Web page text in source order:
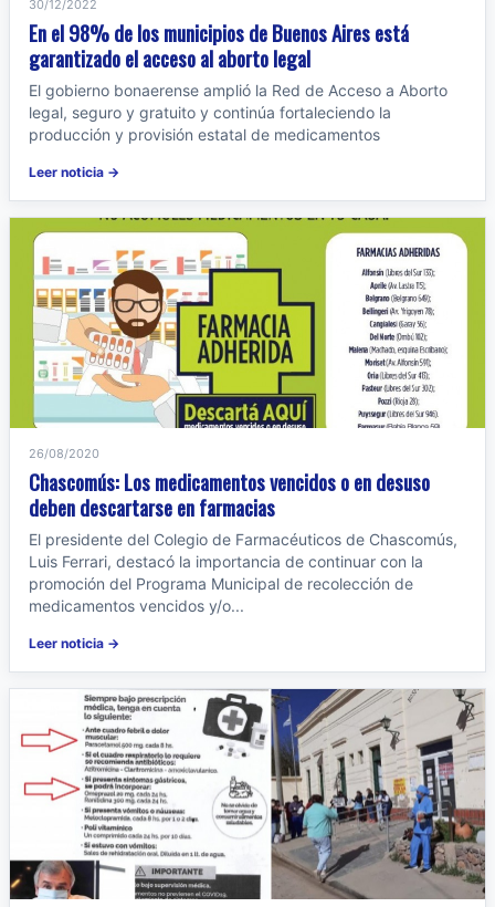
30/12/2022
En el 98% de los municipios de Buenos Aires está
garantizado el acceso al aborto legal
El gobierno bonaerense amplió la Red de Acceso a Aborto
legal, seguro y gratuito y continúa fortaleciendo la
producción y provisión estatal de medicamentos
Leer noticia →
26/08/2020
Chascomús: Los medicamentos vencidos o en desuso
deben descartarse en farmacias
El presidente del Colegio de Farmacéuticos de Chascomús,
Luis Ferrari, destacó la importancia de continuar con la
promoción del Programa Municipal de recolección de
medicamentos vencidos y/o...
Leer noticia →